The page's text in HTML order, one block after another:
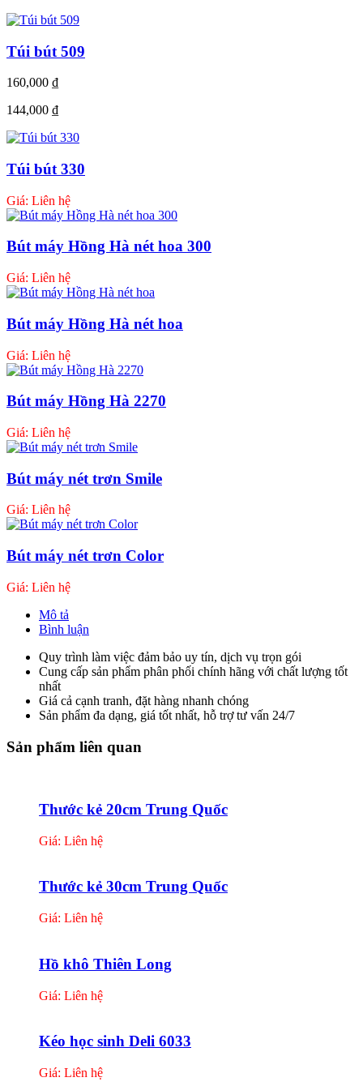
Túi bút 509
160,000 ₫
144,000 ₫
Túi bút 330
Giá: Liên hệ
Bút máy Hồng Hà nét hoa 300
Giá: Liên hệ
Bút máy Hồng Hà nét hoa
Giá: Liên hệ
Bút máy Hồng Hà 2270
Giá: Liên hệ
Bút máy nét trơn Smile
Giá: Liên hệ
Bút máy nét trơn Color
Giá: Liên hệ
Mô tả
Bình luận
Quy trình làm việc đảm bảo uy tín, dịch vụ trọn gói
Cung cấp sản phẩm phân phối chính hãng với chất lượng tốt
nhất
Giá cả cạnh tranh, đặt hàng nhanh chóng
Sản phẩm đa dạng, giá tốt nhất, hỗ trợ tư vấn 24/7
Sản phẩm liên quan
Thước kẻ 20cm Trung Quốc
Giá: Liên hệ
Thước kẻ 30cm Trung Quốc
Giá: Liên hệ
Hồ khô Thiên Long
Giá: Liên hệ
Kéo học sinh Deli 6033
Giá: Liên hệ